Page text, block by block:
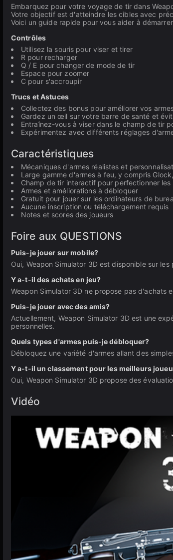
Embarquez pour votre voyage de tir dans
Votre objectif est d'atteindre les cibles avec
Voici un guide rapide pour vous aider à
Contrôles
Utilisez la souris pour viser et tirer
R pour recharger
Q / E pour changer de mode de tir
Espace pour zoomer
C pour s'accroupir
Trucs et Astuces
Collectez des bonus pour améliorer vos
Gardez un œil sur votre barre de santé et
Entraînez-vous à viser dans le champ de tir
Expérimentez avec différents réglages
Caractéristiques
Mécaniques d'armes réalistes et
Large gamme d'armes à feu, y compris
Champ de tir interactif pour perfectionner
Armes et améliorations à débloquer
Gratuit pour jouer sur les ordinateurs de
Aucune inscription ou téléchargement requis
Notes et scores des joueurs
Foire aux QUESTIONS
Puis-je jouer sur mobile?
Oui, Weapon Simulator 3D est disponible sur
Y a-t-il des achats en jeu?
Weapon Simulator 3D ne propose pas d'achats
Puis-je jouer avec des amis?
Actuellement, Weapon Simulator 3D est une
personnelles.
Quels types d'armes puis-je débloquer?
Débloquez une variété d'armes allant des
Y a-t-il un classement pour les meilleurs
Oui, Weapon Simulator 3D propose des
Vidéo